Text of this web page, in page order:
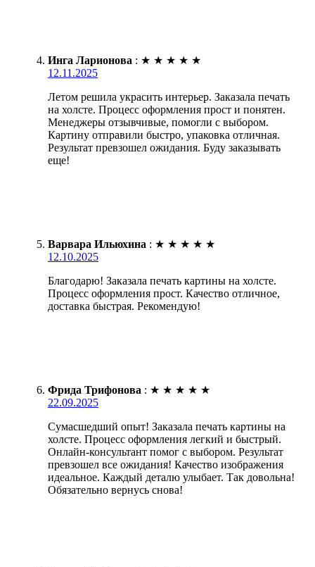
Инга Ларионова : ★ ★ ★ ★ ★
12.11.2025
Летом решила украсить интерьер. Заказала печать
на холсте. Процесс оформления прост и понятен.
Менеджеры отзывчивые, помогли с выбором.
Картину отправили быстро, упаковка отличная.
Результат превзошел ожидания. Буду заказывать
еще!
Варвара Ильюхина : ★ ★ ★ ★ ★
12.10.2025
Благодарю! Заказала печать картины на холсте.
Процесс оформления прост. Качество отличное,
доставка быстрая. Рекомендую!
Фрида Трифонова : ★ ★ ★ ★ ★
22.09.2025
Сумасшедший опыт! Заказала печать картины на
холсте. Процесс оформления легкий и быстрый.
Онлайн-консультант помог с выбором. Результат
превзошел все ожидания! Качество изображения
идеальное. Каждый деталю улыбает. Так довольна!
Обязательно вернусь снова!